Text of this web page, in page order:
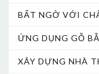
BẤT NGỜ VỚI
ỨNG DỤNG GỖ
XÂY DỰNG NHÀ